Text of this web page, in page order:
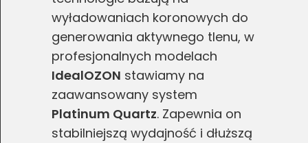
wyładowaniach koronowych do
generowania aktywnego tlenu, w
profesjonalnych modelach
IdealOZON stawiamy na
zaawansowany system
Platinum Quartz. Zapewnia on
stabilniejszą wydajność i dłuższą